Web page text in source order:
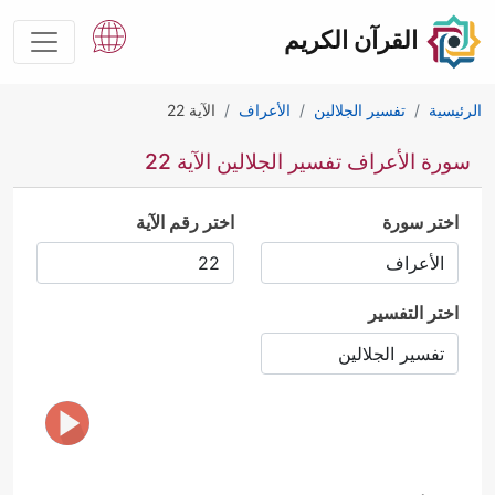
القرآن الكريم
الرئيسية تفسير الجلالين الأعراف الآية 22
سورة الأعراف تفسير الجلالين الآية 22
اختر سورة اختر رقم الآية
اختر التفسير